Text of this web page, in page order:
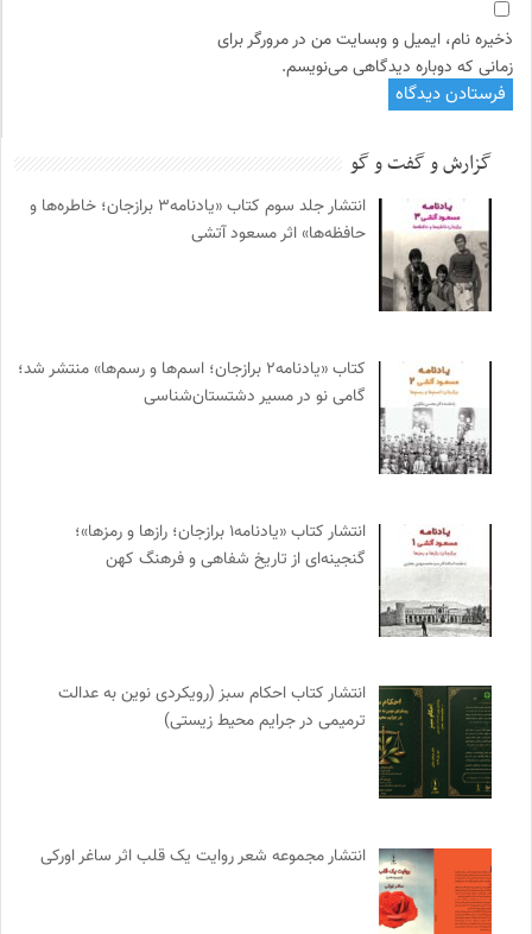
ذخیره نام، ایمیل و وبسایت من در مرورگر برای
زمانی که دوباره دیدگاهی می‌نویسم.
گزارش و گفت و گو
انتشار جلد سوم کتاب «یادنامه۳ برازجان؛ خاطره‌ها و
حافظه‌ها» اثر مسعود آتشی
کتاب «یادنامه۲ برازجان؛ اسم‌ها و رسم‌ها» منتشر شد؛
گامی نو در مسیر دشتستان‌شناسی
انتشار کتاب «یادنامه۱ برازجان؛ رازها و رمزها»؛
گنجینه‌ای از تاریخ شفاهی و فرهنگ کهن
انتشار کتاب احکام سبز (رویکردی نوین به عدالت
ترمیمی در جرایم محیط‌ زیستی)
انتشار مجموعه شعر روایت یک قلب اثر ساغر اورکی